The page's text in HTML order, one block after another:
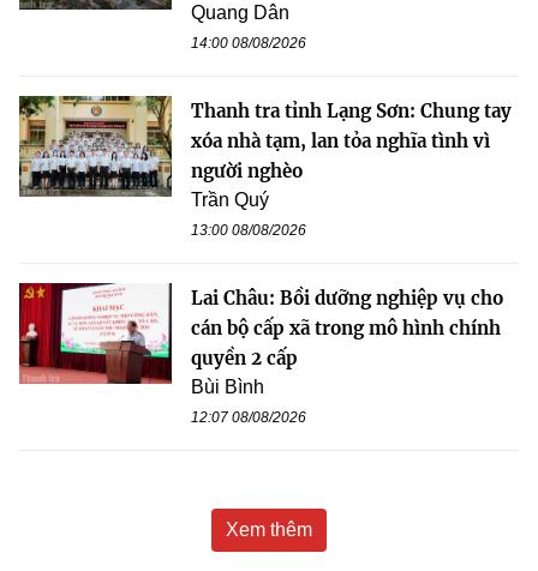
Quang Dân
14:00 08/08/2026
Thanh tra tỉnh Lạng Sơn: Chung tay
xóa nhà tạm, lan tỏa nghĩa tình vì
người nghèo
Trần Quý
13:00 08/08/2026
Lai Châu: Bồi dưỡng nghiệp vụ cho
cán bộ cấp xã trong mô hình chính
quyền 2 cấp
Bùi Bình
12:07 08/08/2026
Xem thêm